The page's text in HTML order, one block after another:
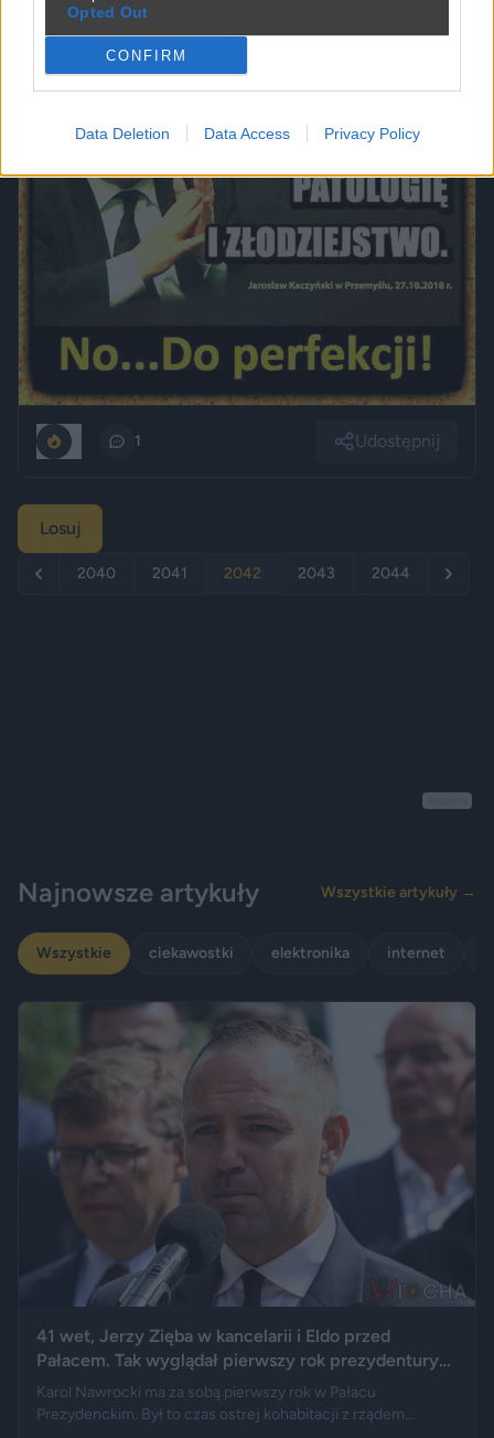
Opted Out
CONFIRM
Data Deletion Data Access Privacy Policy
1 Udostępnij
Losuj
2040 2041 2042 2043 2044
Najnowsze artykuły Wszystkie artykuły →
Wszystkie ciekawostki elektronika internet
41 wet, Jerzy Zięba w kancelarii i Eldo przed
Pałacem. Tak wyglądał pierwszy rok prezydentury
Karola Nawrockiego
Karol Nawrocki ma za sobą pierwszy rok w Pałacu
Prezydenckim. Był to czas ostrej kohabitacji z rządem